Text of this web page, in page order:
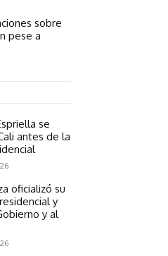
sobre
pese a
se
antes de la
oficializó su
y
y al